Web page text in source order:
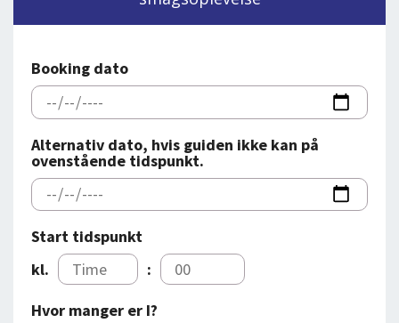
FOREDRAG
OM OS
Booking dato
Alternativ dato, hvis guiden ikke kan på
ovenstående tidspunkt.
Start tidspunkt
kl.
:
Hvor manger er I?